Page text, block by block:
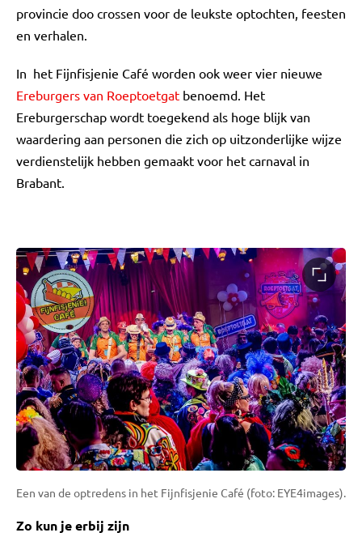
provincie doo crossen voor de leukste optochten, feesten
en verhalen.
In het Fijnfisjenie Café worden ook weer vier nieuwe
Ereburgers van Roeptoetgat benoemd. Het
Ereburgerschap wordt toegekend als hoge blijk van
waardering aan personen die zich op uitzonderlijke wijze
verdienstelijk hebben gemaakt voor het carnaval in
Brabant.
Een van de optredens in het Fijnfisjenie Café (foto: EYE4images).
Zo kun je erbij zijn